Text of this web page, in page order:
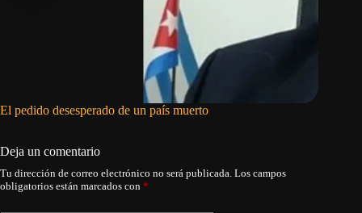
El pedido desesperado de un país muerto
Deja un comentario
Tu dirección de correo electrónico no será publicada. Los campos
obligatorios están marcados con *